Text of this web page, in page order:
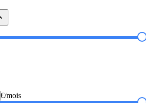
€/mois